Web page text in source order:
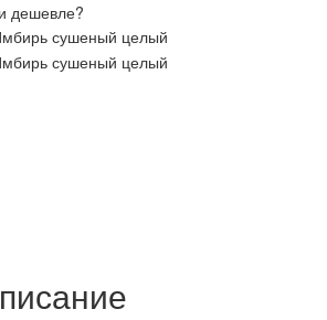
дешевле?